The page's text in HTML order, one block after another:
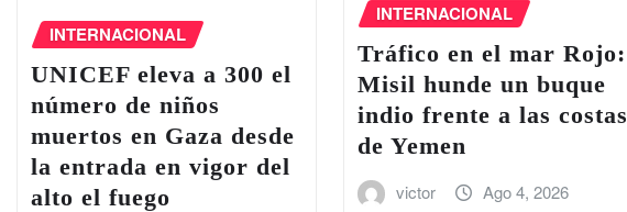
INTERNACIONAL
UNICEF eleva a 300 el
número de niños
muertos en Gaza desde
la entrada en vigor del
alto el fuego
INTERNACIONAL
Tráfico en el ‌mar Rojo:
Misil hunde un buque
indio frente a las costas
de Yemen
victor Ago 4, 2026